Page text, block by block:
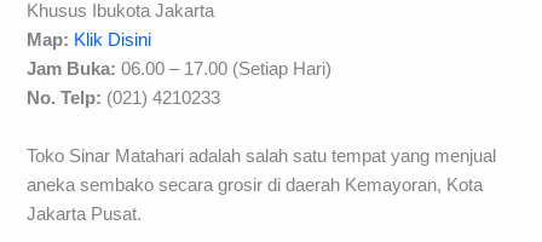
Khusus Ibukota Jakarta
Map: Klik Disini
Jam Buka:06.00 – 17.00 (Setiap Hari)
No. Telp: (021) 4210233
Toko Sinar Matahari adalah salah satu tempat yang menjual
aneka sembako secara grosir di daerah Kemayoran, Kota
Jakarta Pusat.